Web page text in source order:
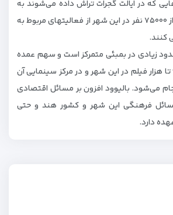
هایی که در ایالت گجرات تراش داده می‌شوند به
بمبئی می رسد. بیش از ۷۵۰۰۰ نفر در این شهر از فعالیتهای مربوط به
کنند.
زیادی در بمبئی متمرکز است و سهم عمده
ای از تولید سالانه ۹۰۰ تا هزار فیلم در این شهر و در مرکز سینمایی آن
می‌شود. بالیوود افزون بر مسائل اقتصادی
فرهنگی این شهر و کشور هند و حتی
دارد.